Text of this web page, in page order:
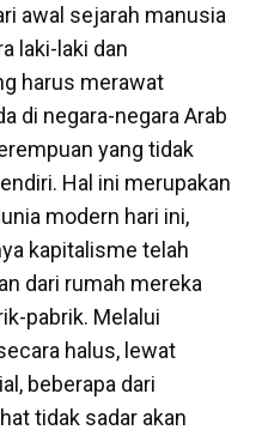
awal sejarah manusia
laki-laki dan
harus merawat
di negara-negara Arab
yang tidak
Hal ini merupakan
modern hari ini,
kapitalisme telah
dari rumah mereka
pabrik. Melalui
halus, lewat
beberapa dari
tidak sadar akan